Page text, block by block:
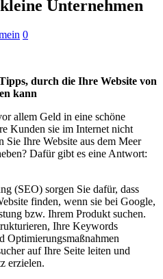
Unternehmen
0
durch die Ihre Website von
kann
allem Geld in eine schöne
Kunden sie im Internet nicht
Ihre Website aus dem Meer
Dafür gibt es eine Antwort:
(SEO) sorgen Sie dafür, dass
finden, wenn sie bei Google,
bzw. Ihrem Produkt suchen.
Ihre Keywords
Optimierungsmaßnahmen
auf Ihre Seite leiten und
erzielen.